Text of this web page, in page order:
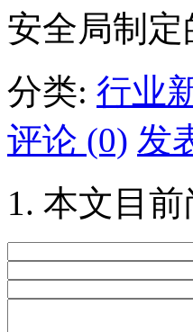
安全局制
分类: 行业
评论 (0) 发
本文目